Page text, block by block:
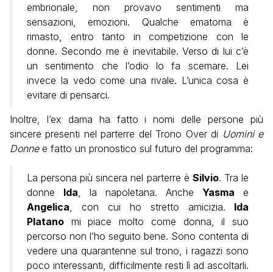
embrionale, non provavo sentimenti ma
sensazioni, emozioni.
Qualche ematoma è
rimasto, entro tanto in competizione con le
donne. Secondo me è inevitabile. Verso di lui c’è
un sentimento che l’odio lo fa scemare. Lei
invece la vedo come una rivale. L’unica cosa è
evitare di pensarci.
Inoltre, l’ex dama ha fatto i nomi delle persone più
sincere presenti nel parterre del Trono Over di Uomini e
Donne e fatto un pronostico sul futuro del programma:
La persona più sincera nel parterre è Silvio. Tra le
donne Ida , la napoletana. Anche Yasma e
Angelica , con cui ho stretto amicizia. Ida
Platano mi piace molto come donna, il suo
percorso non l’ho seguito bene. Sono contenta di
vedere una quarantenne sul trono, i ragazzi sono
poco interessanti, difficilmente resti lì ad ascoltarli.